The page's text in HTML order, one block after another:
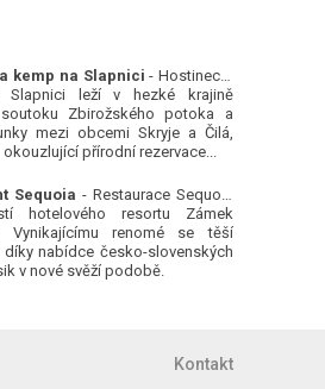
kemp na Slapnici - Hostinec a
Slapnici leží v hezké krajině
Zbirožského potoka a
mezi obcemi Skryje a Čilá,
přírodní rezervace...
Sequoia - Restaurace Sequoia
hotelového resortu Zámek
Vynikajícímu renomé se těší
díky nabídce česko-slovenských
v nové svěží podobě.
Kontakt